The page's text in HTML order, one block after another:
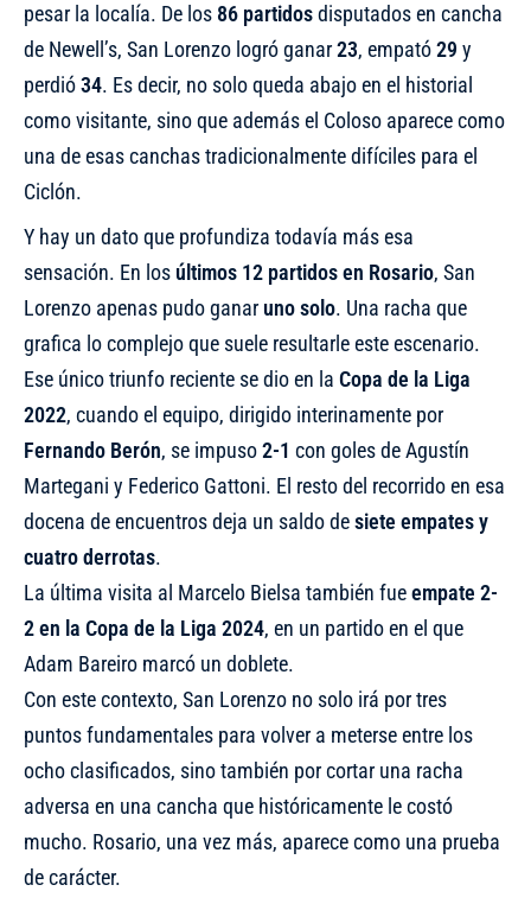
pesar la localía. De los 86 partidosdisputados en cancha
de Newell’s, San Lorenzo logró ganar23, empató29 y
perdió34. Es decir, no solo queda abajo en el historial
como visitante, sino que además el Coloso aparece como
una de esas canchas tradicionalmente difíciles para el
Ciclón.
Y hay un dato que profundiza todavía más esa
sensación. En los últimos 12 partidos en Rosario, San
Lorenzo apenas pudo ganar uno solo. Una racha que
grafica lo complejo que suele resultarle este escenario.
Ese único triunfo reciente se dio en la Copa de la Liga
2022, cuando el equipo, dirigido interinamente por
Fernando Berón, se impuso2-1 con goles de Agustín
Martegani y Federico Gattoni. El resto del recorrido en esa
docena de encuentros deja un saldo desiete empates y
cuatro derrotas.
La última visita al Marcelo Bielsa también fueempate 2-
2 en la Copa de la Liga 2024, en un partido en el que
Adam Bareiro marcó un doblete.
Con este contexto, San Lorenzo no solo irá por tres
puntos fundamentales para volver a meterse entre los
ocho clasificados, sino también por cortar una racha
adversa en una cancha que históricamente le costó
mucho. Rosario, una vez más, aparece como una prueba
de carácter.